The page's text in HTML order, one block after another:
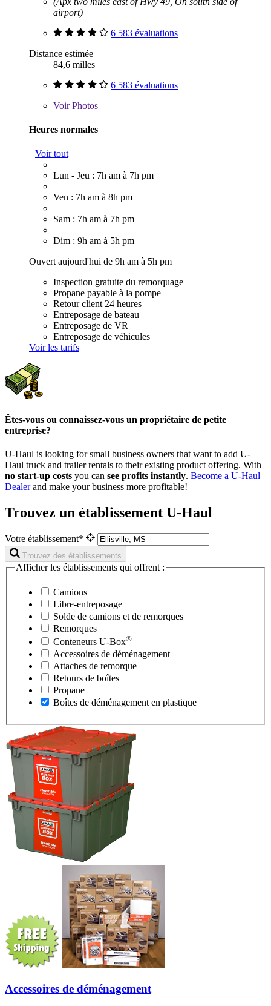
airport)
6 583 évaluations
Distance estimée
84,6 milles
6 583 évaluations
VoirPhotos
Heures normales
Voir tout
Lun - Jeu : 7h am à 7h pm
Ven : 7h am à 8h pm
Sam : 7h am à 7h pm
Dim : 9h am à 5h pm
Ouvert aujourd'hui de 9h am à 5h pm
Inspection gratuite du remorquage
Propane payable à la pompe
Retour client 24 heures
Entreposage de bateau
Entreposage de VR
Entreposage de véhicules
Voir les tarifs
Êtes-vous ou connaissez-vous un propriétaire de petite
entreprise?
U-Haul is looking for small business owners that want to add U-
Haul truck and trailer rentals to their existing product offering. With
no start-up costs you can see profits instantly. Become a U-Haul
Dealerand make your business more profitable!
Trouvez un établissement U-Haul
Votre établissement*
Trouvez des établissements
Afficher les établissements qui offrent :
Camions
Libre-entreposage
Solde de camions et de remorques
Remorques
Conteneurs U-Box®
Accessoires de déménagement
Attaches de remorque
Retours de boîtes
Propane
Boîtes de déménagement en plastique
Accessoires de déménagement